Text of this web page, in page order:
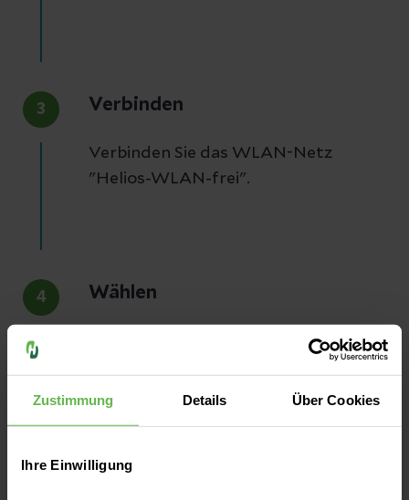
Zustimmung Details Über Cookies
Ihre Einwilligung
3 Verbinden
Verbinden Sie das WLAN-Netz
"Helios-WLAN-frei".
4 Wählen
Wählen Sie ggf. die Windows Firewall
Zone "Öffentliches Netzwerk" aus.